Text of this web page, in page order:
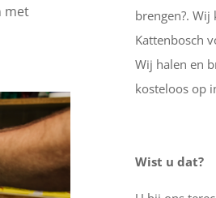
met
brengen?.
Kattenbosch
Wij halen en
kosteloos op
Wist u dat?